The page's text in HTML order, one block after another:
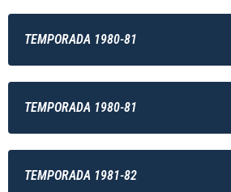
TEMPORADA 1980-81
TEMPORADA 1980-81
TEMPORADA 1981-82